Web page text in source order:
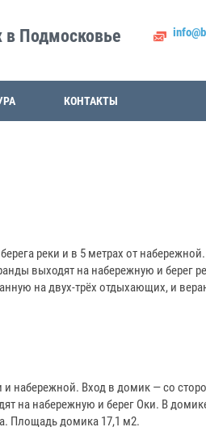
в Подмосковье
КОНТАКТЫ
реки и в 5 метрах от
выходят на набережную и берег
на двух-трёх отдыхающих, и
набережной. Вход в домик — со
на набережную и берег Оки. В
Площадь домика 17,1 м2.